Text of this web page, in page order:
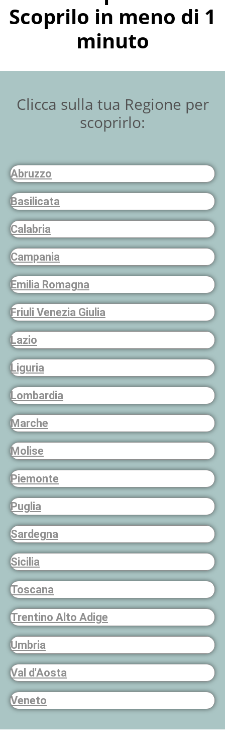
Scoprilo in meno di 1
minuto
Clicca sulla tua Regione per
scoprirlo:
Abruzzo
Basilicata
Calabria
Campania
Emilia Romagna
Friuli Venezia Giulia
Lazio
Liguria
Lombardia
Marche
Molise
Piemonte
Puglia
Sardegna
Sicilia
Toscana
Trentino Alto Adige
Umbria
Val d'Aosta
Veneto